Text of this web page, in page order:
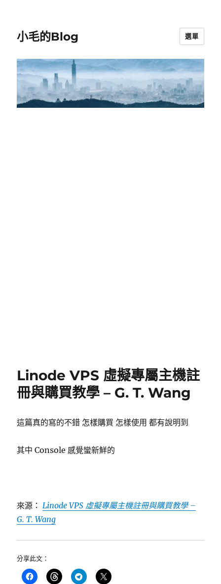
小毛的Blog 選單
Linode VPS 虛擬專屬主機註
冊與購買教學 – G. T. Wang
這篇真的寫的不錯 怎樣購買 怎樣使用 都有說明到
其中 Console 感覺蠻新鮮的
來源： Linode VPS 虛擬專屬主機註冊與購買教學 –
G. T. Wang
分享此文：